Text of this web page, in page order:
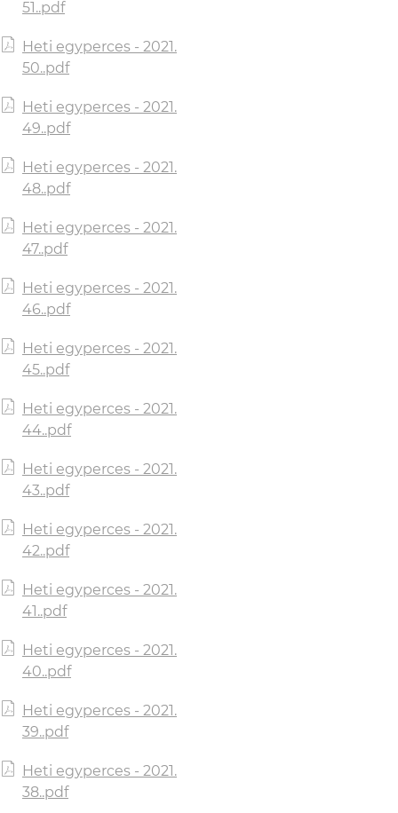
51..pdf
Heti egyperces - 2021.
50..pdf
Heti egyperces - 2021.
49..pdf
Heti egyperces - 2021.
48..pdf
Heti egyperces - 2021.
47..pdf
Heti egyperces - 2021.
46..pdf
Heti egyperces - 2021.
45..pdf
Heti egyperces - 2021.
44..pdf
Heti egyperces - 2021.
43..pdf
Heti egyperces - 2021.
42..pdf
Heti egyperces - 2021.
41..pdf
Heti egyperces - 2021.
40..pdf
Heti egyperces - 2021.
39..pdf
Heti egyperces - 2021.
38..pdf